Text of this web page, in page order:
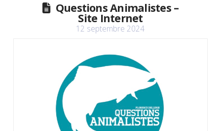
Questions Animalistes –
Site Internet
12 septembre 2024